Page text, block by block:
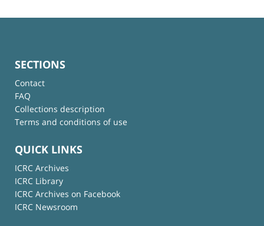
SECTIONS
Contact
FAQ
Collections description
Terms and conditions of use
QUICK LINKS
ICRC Archives
ICRC Library
ICRC Archives on Facebook
ICRC Newsroom